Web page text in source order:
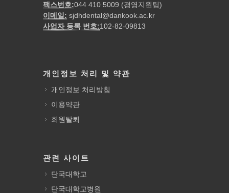
팩스번호:044 410 5009 (경영지원팀)
이메일: sjdhdental@dankook.ac.kr
사업자 등록 번호:102-82-09813
개인정보 처리 및 약관
개인정보 처리방침
이용약관
회원탈퇴
관련 사이트
단국대학교
단국대학교병원